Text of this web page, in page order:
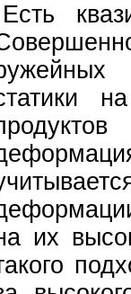
Есть
их